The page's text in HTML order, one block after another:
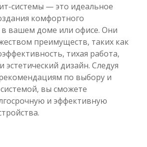
системы — это идеальное
комфортного
вашем доме или офисе. Они
преимуществ, таких как
тихая работа,
эстетический дизайн. Следуя
по выбору и
вы сможете
и эффективную